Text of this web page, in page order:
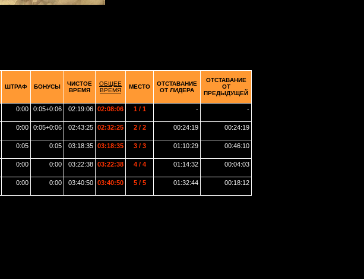
ШТРАФ БОНУСЫ
ЧИСТОЕ
ВРЕМЯ
ОБЩЕЕ
ВРЕМЯ
МЕСТО
ОТСТАВАНИЕ
ОТ ЛИДЕРА
ОТСТАВАНИЕ
ОТ
ПРЕДЫДУЩЕЙ
0:00 0:05+0:06 02:19:06 02:08:06 1 / 1 - -
0:00 0:05+0:06 02:43:25 02:32:25 2 / 2 00:24:19 00:24:19
0:05 0:05 03:18:35 03:18:35 3 / 3 01:10:29 00:46:10
0:00 0:00 03:22:38 03:22:38 4 / 4 01:14:32 00:04:03
0:00 0:00 03:40:50 03:40:50 5 / 5 01:32:44 00:18:12